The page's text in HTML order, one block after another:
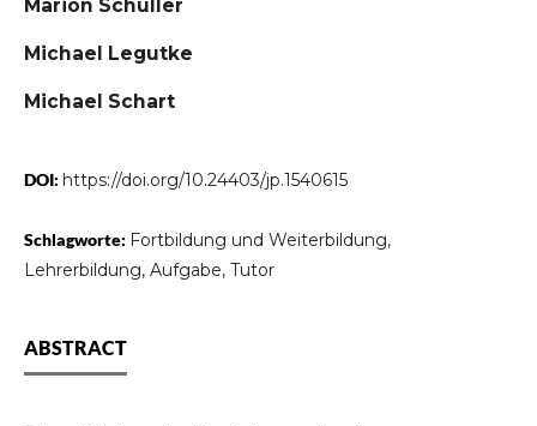
Marion Schuller
Michael Legutke
Michael Schart
DOI: https://doi.org/10.24403/jp.1540615
Schlagworte: Fortbildung und Weiterbildung,
Lehrerbildung, Aufgabe, Tutor
ABSTRACT